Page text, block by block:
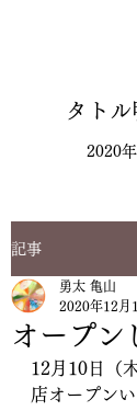
タト
2020
記事
オープン
勇太 亀山
2020年12月
12月10日（
店オープン